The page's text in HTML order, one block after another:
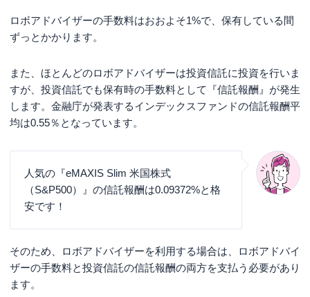
ロボアドバイザーの手数料はおおよそ1%で、保有している間
ずっとかかります。
また、ほとんどのロボアドバイザーは投資信託に投資を行いま
すが、投資信託でも保有時の手数料として『信託報酬』が発生
します。金融庁が発表するインデックスファンドの信託報酬平
均は0.55％となっています。
人気の『eMAXIS Slim 米国株式
（S&P500）』の信託報酬は0.09372%と格
安です！
そのため、ロボアドバイザーを利用する場合は、ロボアドバイ
ザーの手数料と投資信託の信託報酬の両方を支払う必要があり
ます。